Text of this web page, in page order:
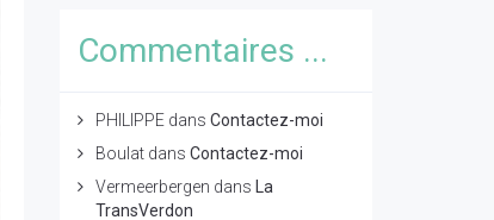
Commentaires ...
PHILIPPEdans Contactez-moi
Boulatdans Contactez-moi
Vermeerbergen dans
La
TransVerdon